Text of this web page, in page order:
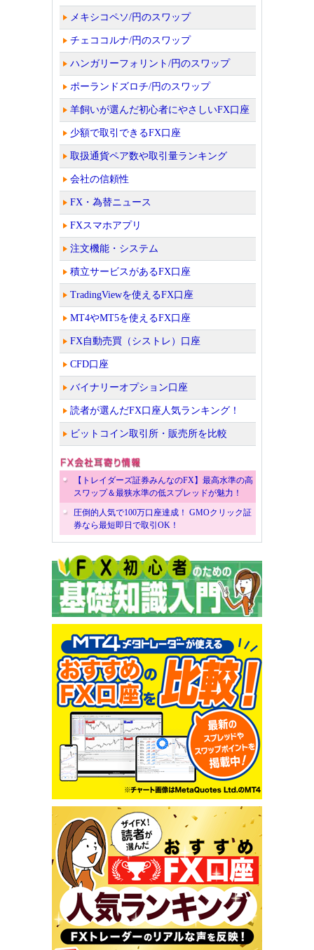
メキシコペソ/円のスワップ
チェココルナ/円のスワップ
ハンガリーフォリント/円のスワップ
ポーランドズロチ/円のスワップ
羊飼いが選んだ初心者にやさしいFX口座
少額で取引できるFX口座
取扱通貨ペア数や取引量ランキング
会社の信頼性
FX・為替ニュース
FXスマホアプリ
注文機能・システム
積立サービスがあるFX口座
TradingViewを使えるFX口座
MT4やMT5を使えるFX口座
FX自動売買（シストレ）口座
CFD口座
バイナリーオプション口座
読者が選んだFX口座人気ランキング！
ビットコイン取引所・販売所を比較
【トレイダーズ証券みんなのFX】最高水準の高
スワップ＆最狭水準の低スプレッドが魅力！
圧倒的人気で100万口座達成！ GMOクリック証
券なら最短即日で取引OK！